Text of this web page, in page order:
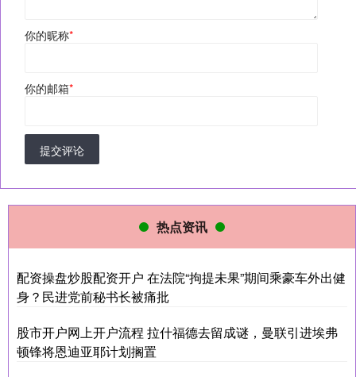
你的昵称*
你的邮箱*
提交评论
热点资讯
配资操盘炒股配资开户 在法院“拘提未果”期间乘豪车外出健
身？民进党前秘书长被痛批
股市开户网上开户流程 拉什福德去留成谜，曼联引进埃弗
顿锋将恩迪亚耶计划搁置